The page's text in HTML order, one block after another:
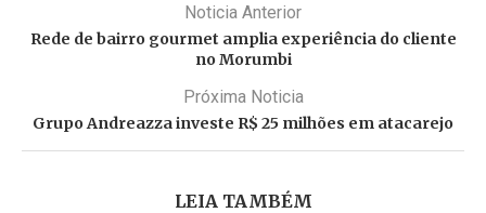
Noticia Anterior
Rede de bairro gourmet amplia experiência do cliente
no Morumbi
Próxima Noticia
Grupo Andreazza investe R$ 25 milhões em atacarejo
LEIA TAMBÉM